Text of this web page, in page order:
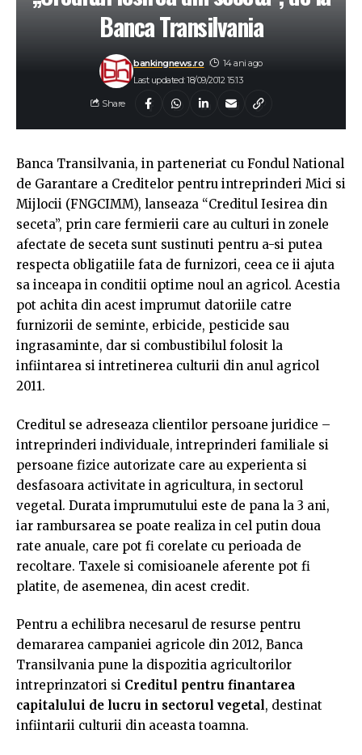
Banca Transilvania
Last updated: 18/09/2012 15:13
bankingnews.ro 14 ani ago
Share
Banca Transilvania, in parteneriat cu Fondul National
de Garantare a Creditelor pentru intreprinderi Mici si
Mijlocii (FNGCIMM), lanseaza “Creditul Iesirea din
seceta”, prin care fermierii care au culturi in zonele
afectate de seceta sunt sustinuti pentru a-si putea
respecta obligatiile fata de furnizori, ceea ce ii ajuta
sa inceapa in conditii optime noul an agricol. Acestia
pot achita din acest imprumut datoriile catre
furnizorii de seminte, erbicide, pesticide sau
ingrasaminte, dar si combustibilul folosit la
infiintarea si intretinerea culturii din anul agricol
2011.
Creditul se adreseaza clientilor persoane juridice –
intreprinderi individuale, intreprinderi familiale si
persoane fizice autorizate care au experienta si
desfasoara activitate in agricultura, in sectorul
vegetal. Durata imprumutului este de pana la 3 ani,
iar rambursarea se poate realiza in cel putin doua
rate anuale, care pot fi corelate cu perioada de
recoltare. Taxele si comisioanele aferente pot fi
platite, de asemenea, din acest credit.
Pentru a echilibra necesarul de resurse pentru
demararea campaniei agricole din 2012, Banca
Transilvania pune la dispozitia agricultorilor
intreprinzatori si Creditul pentru finantarea
capitalului de lucru in sectorul vegetal, destinat
infiintarii culturii din aceasta toamna.